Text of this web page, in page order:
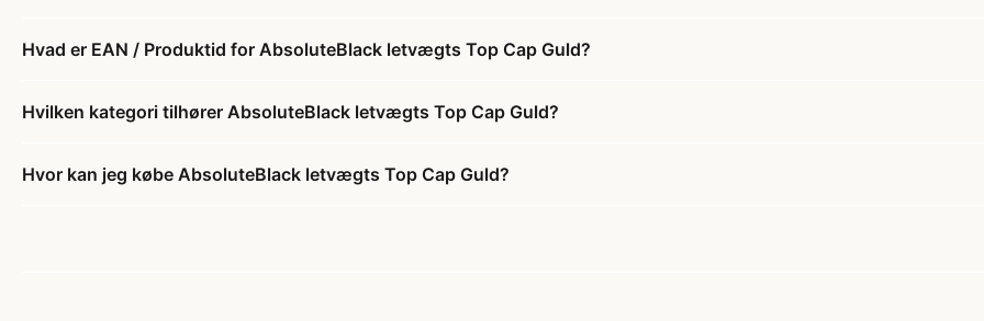
Hvad er EAN / Produktid for AbsoluteBlack letvægts Top Cap Guld?
Hvilken kategori tilhører AbsoluteBlack letvægts Top Cap Guld?
Hvor kan jeg købe AbsoluteBlack letvægts Top Cap Guld?